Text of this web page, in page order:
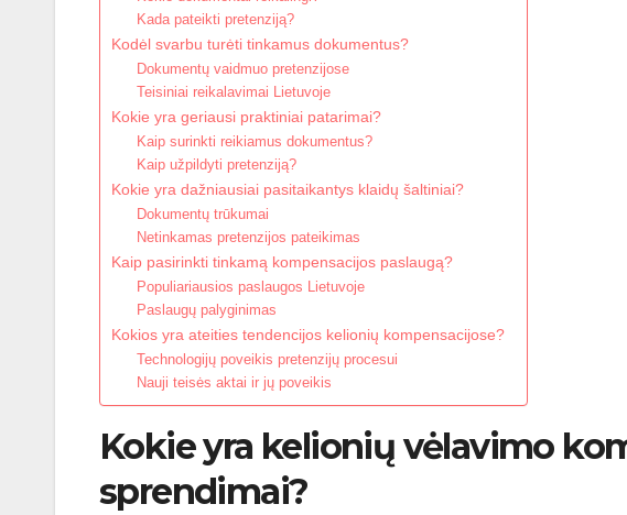
Kada pateikti pretenziją?
Kodėl svarbu turėti tinkamus dokumentus?
Dokumentų vaidmuo pretenzijose
Teisiniai reikalavimai Lietuvoje
Kokie yra geriausi praktiniai patarimai?
Kaip surinkti reikiamus dokumentus?
Kaip užpildyti pretenziją?
Kokie yra dažniausiai pasitaikantys klaidų šaltiniai?
Dokumentų trūkumai
Netinkamas pretenzijos pateikimas
Kaip pasirinkti tinkamą kompensacijos paslaugą?
Populiariausios paslaugos Lietuvoje
Paslaugų palyginimas
Kokios yra ateities tendencijos kelionių kompensacijose?
Technologijų poveikis pretenzijų procesui
Nauji teisės aktai ir jų poveikis
Kokie yra kelionių vėlavimo
sprendimai?